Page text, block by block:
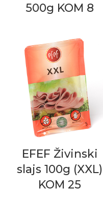
500g KOM 8
EFEF Živinski
slajs 100g (XXL)
KOM 25